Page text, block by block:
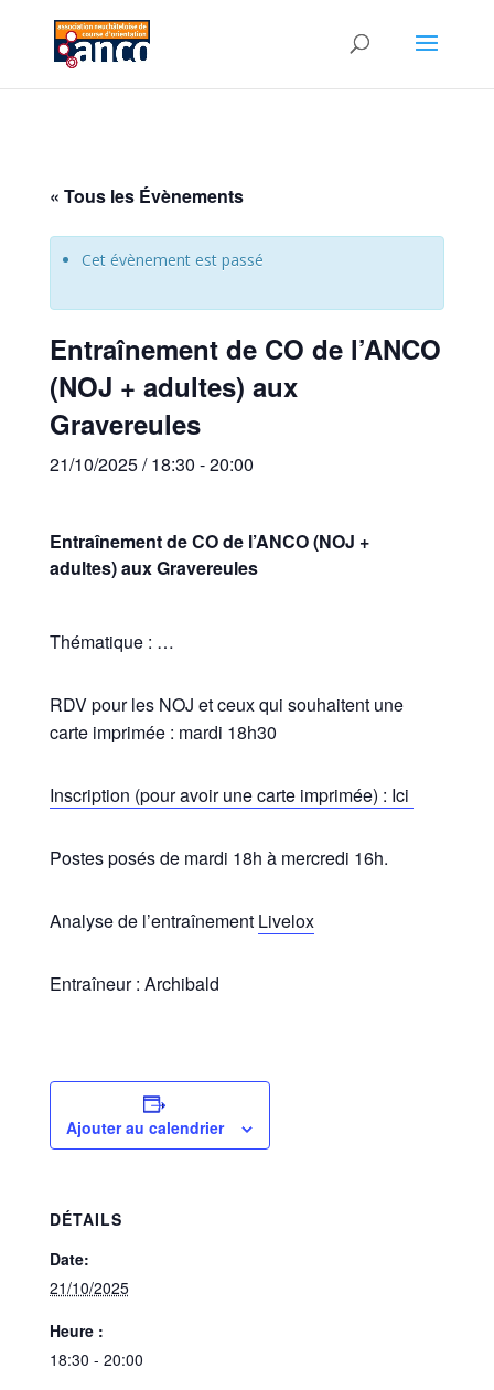
« Tous les Évènements
Cet évènement est passé
Entraînement de CO de l’ANCO
(NOJ + adultes) aux
Gravereules
21/10/2025 / 18:30 -20:00
Entraînement de CO de l’ANCO (NOJ +
adultes) aux Gravereules
Thématique : …
RDV pour les NOJ et ceux qui souhaitent une
carte imprimée : mardi 18h30
Inscription (pour avoir une carte imprimée) : Ici
Postes posés de mardi 18h à mercredi 16h.
Analyse de l’entraînement Livelox
Entraîneur : Archibald
Ajouter au calendrier
DÉTAILS
Date:
21/10/2025
Heure :
18:30 - 20:00